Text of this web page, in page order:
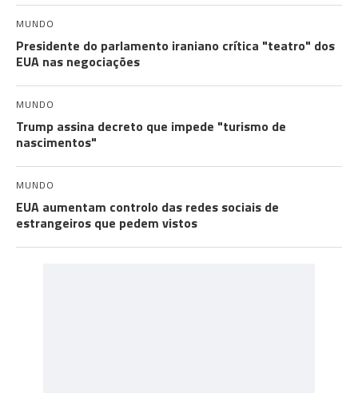
MUNDO
Presidente do parlamento iraniano crítica "teatro" dos
EUA nas negociações
MUNDO
Trump assina decreto que impede "turismo de
nascimentos"
MUNDO
EUA aumentam controlo das redes sociais de
estrangeiros que pedem vistos